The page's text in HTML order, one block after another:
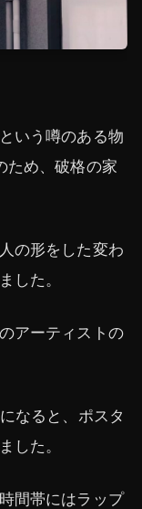
いう噂のある物
ため、破格の家
の形をした変わ
した。
アーティストの
なると、ポスタ
した。
間帯にはラップ